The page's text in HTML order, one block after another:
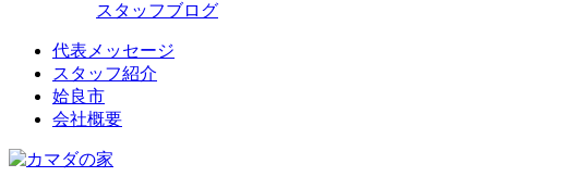
スタッフブログ
代表メッセージ
スタッフ紹介
姶良市
会社概要